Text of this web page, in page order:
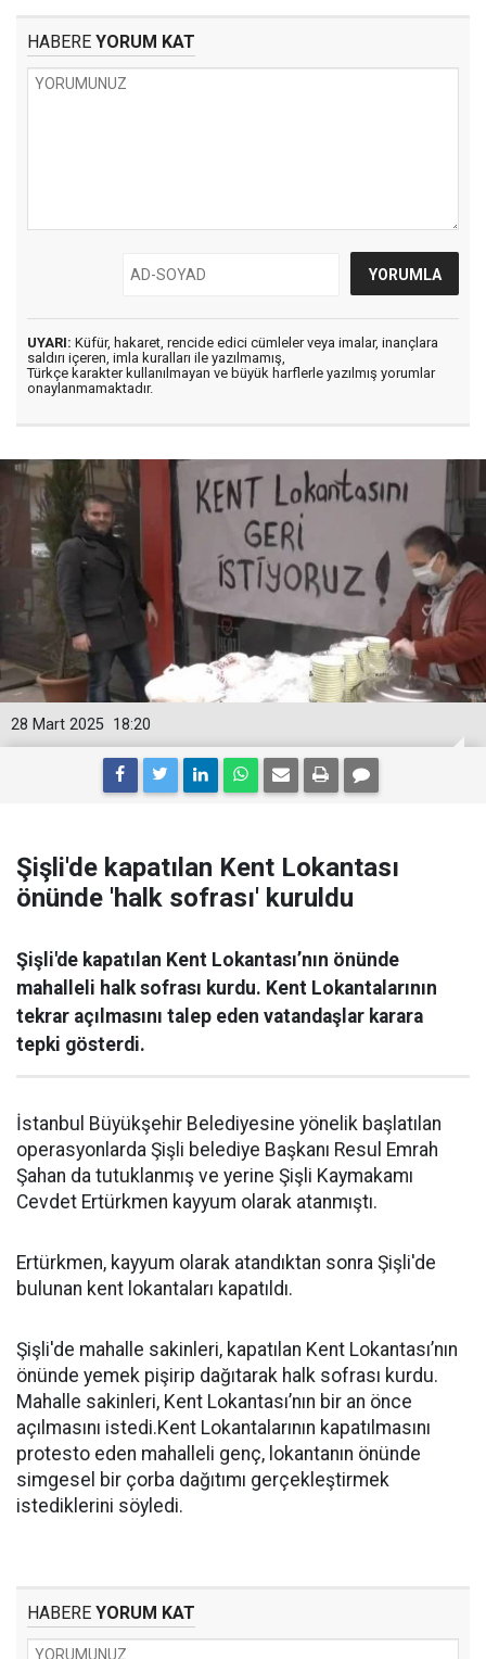
HABERE YORUM KAT
UYARI: Küfür, hakaret, rencide edici cümleler veya imalar, inançlara
saldırı içeren, imla kuralları ile yazılmamış,
Türkçe karakter kullanılmayan ve büyük harflerle yazılmış yorumlar
onaylanmamaktadır.
18:20
28 Mart 2025
Şişli'de kapatılan Kent Lokantası
önünde 'halk sofrası' kuruldu
Şişli'de kapatılan Kent Lokantası’nın önünde
mahalleli halk sofrası kurdu. Kent Lokantalarının
tekrar açılmasını talep eden vatandaşlar karara
tepki gösterdi.
İstanbul Büyükşehir Belediyesine yönelik başlatılan
operasyonlarda Şişli belediye Başkanı Resul Emrah
Şahan da tutuklanmış ve yerine Şişli Kaymakamı
Cevdet Ertürkmen kayyum olarak atanmıştı.
Ertürkmen, kayyum olarak atandıktan sonra Şişli'de
bulunan kent lokantaları kapatıldı.
Şişli'de mahalle sakinleri, kapatılan Kent Lokantası’nın
önünde yemek pişirip dağıtarak halk sofrası kurdu.
Mahalle sakinleri, Kent Lokantası’nın bir an önce
açılmasını istedi.Kent Lokantalarının kapatılmasını
protesto eden mahalleli genç, lokantanın önünde
simgesel bir çorba dağıtımı gerçekleştirmek
istediklerini söyledi.
HABERE YORUM KAT